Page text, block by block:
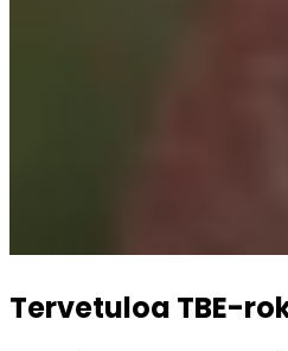
Tervetuloa TBE-